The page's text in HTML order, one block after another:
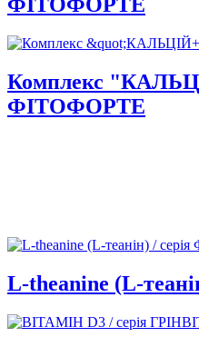
ФІТОФОРТЕ
Комплекс
ФІТОФОРТЕ
L-theanine (L-